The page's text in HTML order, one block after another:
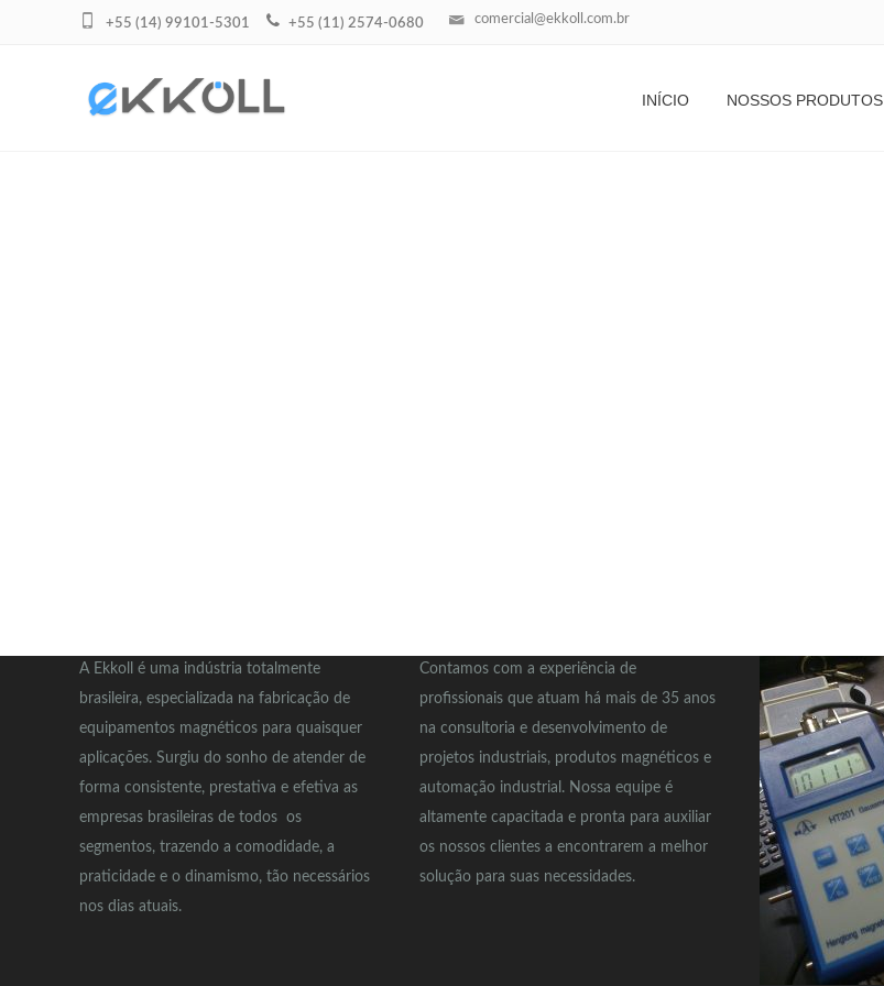
comercial@ekkoll.com.br
+55 (14) 99101-5301 +55 (11) 2574-0680
INÍCIO NOSSOS PRODUTOS
A Ekkoll é uma indústria totalmente
brasileira, especializada na fabricação de
equipamentos magnéticos para quaisquer
aplicações. Surgiu do sonho de atender de
forma consistente, prestativa e efetiva as
empresas brasileiras de todos os
segmentos, trazendo a comodidade, a
praticidade e o dinamismo, tão necessários
nos dias atuais.
Contamos com a experiência de
profissionais que atuam há mais de 35 anos
na consultoria e desenvolvimento de
projetos industriais, produtos magnéticos e
automação industrial. Nossa equipe é
altamente capacitada e pronta para auxiliar
os nossos clientes a encontrarem a melhor
solução para suas necessidades.